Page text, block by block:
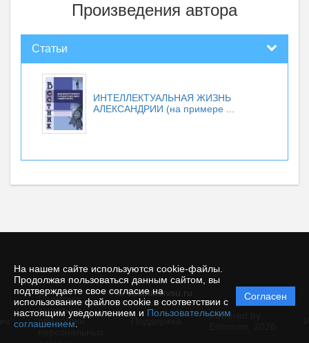
На нашем сайте используются cookie-файлы.
Продолжая пользоваться данным сайтом, вы
подтверждаете свое согласие на
использование файлов cookie в соответствии с
настоящим уведомлением и Пользовательским
соглашением
Согласен
Произведения автора
Статьи
ИНТЕЛЛЕКТУАЛЬНАЯ ЖИЗНЬ
АЛЕКСАНДРИИ (на примере ...
© vestnik.nvsu.ru
Политика
защиты и
обработки
Powered by